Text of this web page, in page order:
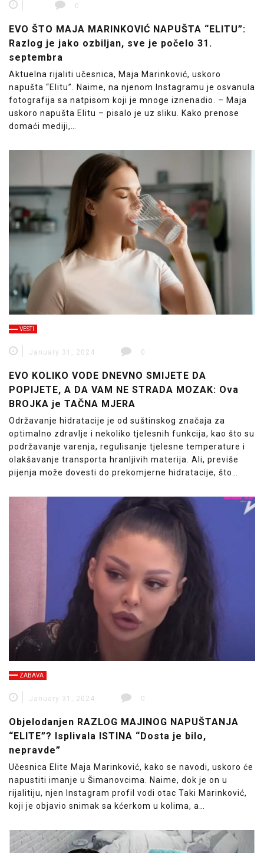
0
EVO ŠTO MAJA MARINKOVIĆ NAPUŠTA “ELITU”:
Razlog je jako ozbiljan, sve je počelo 31.
septembra
Aktuelna rijaliti učesnica, Maja Marinković, uskoro
napušta “Elitu”. Naime, na njenom Instagramu je osvanula
fotografija sa natpisom koji je mnoge iznenadio. – Maja
uskoro napušta Elitu – pisalo je uz sliku. Kako prenose
domaći mediji,…
VESTI
January 31, 2024 0
EVO KOLIKO VODE DNEVNO SMIJETE DA
POPIJETE, A DA VAM NE STRADA MOZAK: Ova
BROJKA je TAČNA MJERA
Održavanje hidratacije je od suštinskog značaja za
optimalno zdravlje i nekoliko tjelesnih funkcija, kao što su
podržavanje varenja, regulisanje tjelesne temperature i
olakšavanje transporta hranljivih materija. Ali, previše
pijenja može dovesti do prekomjerne hidratacije, što…
ZABAVA
January 31, 2024 0
Objelodanjen RAZLOG MAJINOG NAPUŠTANJA
“ELITE”? Isplivala ISTINA “Dosta je bilo,
nepravde”
Učesnica Elite Maja Marinković, kako se navodi, uskoro će
napustiti imanje u Šimanovcima. Naime, dok je on u
rijalitiju, njen Instagram profil vodi otac Taki Marinković,
koji je objavio snimak sa kćerkom u kolima, a…